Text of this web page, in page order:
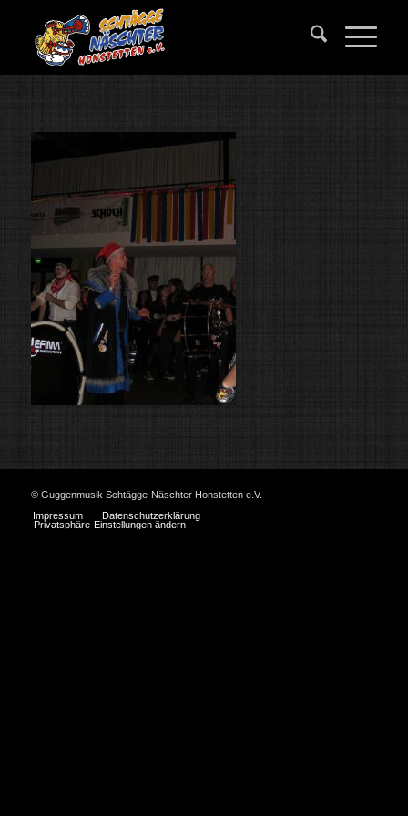
© Guggenmusik Schtägge-Näschter Honstetten e.V.
Impressum
Datenschutzerklärung
Privatsphäre-Einstellungen ändern